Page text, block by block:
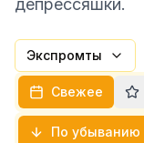
депрессяшки.
Экспромты
Свежее
По убыванию